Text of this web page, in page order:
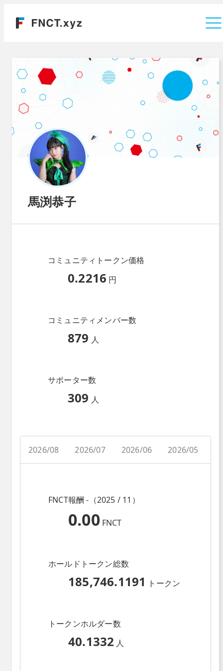
馬渕恭子
コミュニティトークン価格
0.2216 円
コミュニティメンバー数
879 人
サポーター数
309 人
2026/08 2026/07 2026/06 2026/05
FNCT報酬 -（2025 / 11）
0.00 FNCT
ホールドトークン総数
185,746.1191 トークン
トークンホルダー数
40.1332 人